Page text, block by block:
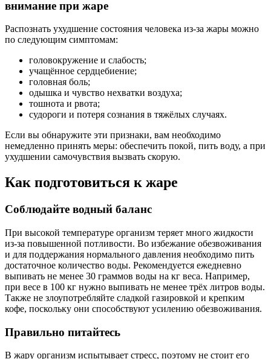
внимание при жаре
Распознать ухудшение состояния человека из-за жары можно
по следующим симптомам:
головокружение и слабость;
учащённое сердцебиение;
головная боль;
одышка и чувство нехватки воздуха;
тошнота и рвота;
судороги и потеря сознания в тяжёлых случаях.
Если вы обнаружите эти признаки, вам необходимо
немедленно принять меры: обеспечить покой, пить воду, а при
ухудшении самочувствия вызвать скорую.
Как подготовиться к жаре
Соблюдайте водный баланс
При высокой температуре организм теряет много жидкости
из-за повышенной потливости. Во избежание обезвоживания
и для поддержания нормального давления необходимо пить
достаточное количество воды. Рекомендуется ежедневно
выпивать не менее 30 граммов воды на кг веса. Например,
при весе в 100 кг нужно выпивать не менее трёх литров воды.
Также не злоупотребляйте сладкой газировкой и крепким
кофе, поскольку они способствуют усилению обезвоживания.
Правильно питайтесь
В жару организм испытывает стресс, поэтому не стоит его